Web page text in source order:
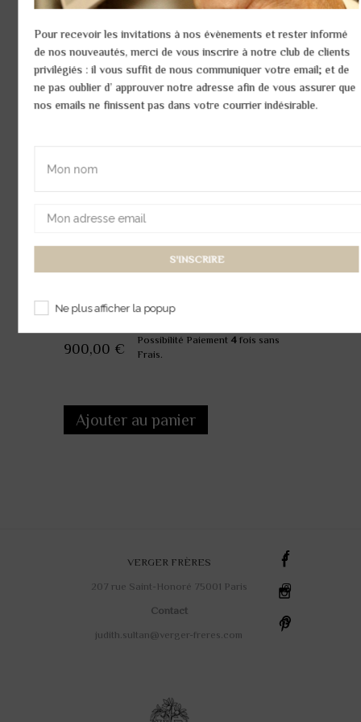
Réf:64bag26-v2
SUR FABRICATION - DÉLAI DE 3 SEMAINES NÉCESSAIRES
2 diamants, Taille brillant
900,00 €
Possibilité Paiement 4 fois sans
Frais.
Ajouter au panier
Pour recevoir les invitations à nos évènements et rester informé
de nos nouveautés, merci de vous inscrire à notre club de clients
privilégiés : il vous suffit de nous communiquer votre email; et de
ne pas oublier d’ approuver notre adresse afin de vous assurer que
nos emails ne finissent pas dans votre courrier indésirable.
Ne plus afficher la popup
VERGER FRÈRES
207 rue Saint-Honoré 75001 Paris
Contact
judith.sultan@verger-freres.com